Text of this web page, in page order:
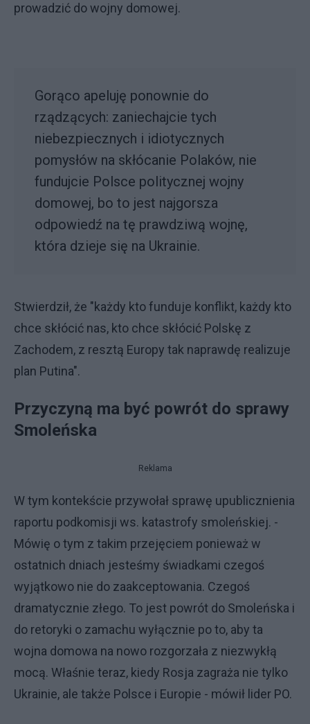
prowadzić do wojny domowej.
Gorąco apeluję ponownie do
rządzących: zaniechajcie tych
niebezpiecznych i idiotycznych
pomysłów na skłócanie Polaków, nie
fundujcie Polsce politycznej wojny
domowej, bo to jest najgorsza
odpowiedź na tę prawdziwą wojnę,
która dzieje się na Ukrainie.
Stwierdził, że "każdy kto funduje konflikt, każdy kto
chce skłócić nas, kto chce skłócić Polskę z
Zachodem, z resztą Europy tak naprawdę realizuje
plan Putina".
Przyczyną ma być powrót do sprawy
Smoleńska
Reklama
W tym kontekście przywołał sprawę upublicznienia
raportu podkomisji ws. katastrofy smoleńskiej. -
Mówię o tym z takim przejęciem ponieważ w
ostatnich dniach jesteśmy świadkami czegoś
wyjątkowo nie do zaakceptowania. Czegoś
dramatycznie złego. To jest powrót do Smoleńska i
do retoryki o zamachu wyłącznie po to, aby ta
wojna domowa na nowo rozgorzała z niezwykłą
mocą. Właśnie teraz, kiedy Rosja zagraża nie tylko
Ukrainie, ale także Polsce i Europie - mówił lider PO.